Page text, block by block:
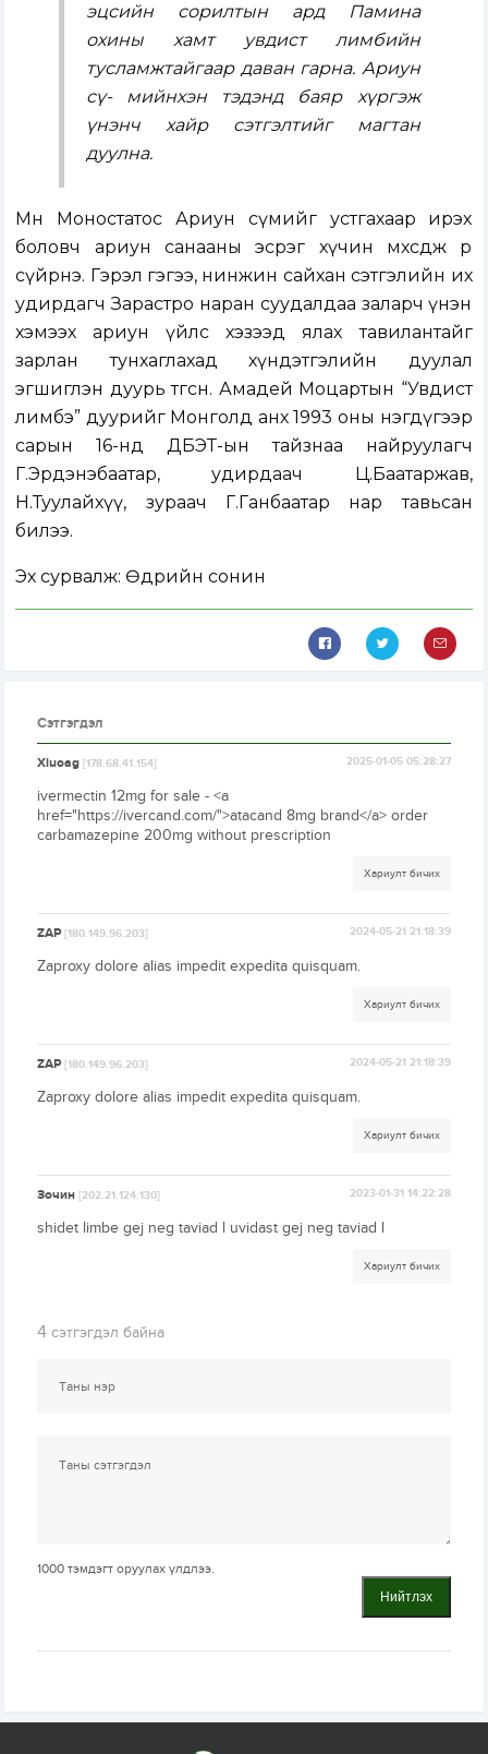
эцсийн сорилтын ард Памина
охины хамт увдист лимбийн
тусламжтайгаар даван гарна. Ариун
сү- мийнхэн тэдэнд баяр хүргэж
үнэнч хайр сэтгэлтийг магтан
дуулна.
Мөн Моностатос Ариун сүмийг устгахаар ирэх
боловч ариун санааны эсрэг хүчин мөхсдөж өөрөө
сүйрнэ. Гэрэл гэгээ, нинжин сайхан сэтгэлийн их
удирдагч Зарастро наран суудалдаа заларч үнэн
хэмээх ариун үйлс хэзээд ялах тавилантайг
зарлан тунхаглахад хүндэтгэлийн дуулал
эгшиглэн дуурь төгсөнө. Амадей Моцартын “Увдист
лимбэ” дуурийг Монголд анх 1993 оны нэгдүгээр
сарын 16-нд ДБЭТ-ын тайзнаа найруулагч
Г.Эрдэнэбаатар, удирдаач Ц.Баатаржав,
Н.Туулайхүү, зураач Г.Ганбаатар нар тавьсан
билээ.
Эх сурвалж: Өдрийн сонин
Сэтгэгдэл
Xiuoag[178.68.41.154] 2025-01-05 05:28:27
ivermectin 12mg for sale - <a
href="https://ivercand.com/">atacand 8mg brand</a> order
carbamazepine 200mg without prescription
Хариулт бичих
ZAP[180.149.96.203] 2024-05-21 21:18:39
Zaproxy dolore alias impedit expedita quisquam.
Хариулт бичих
ZAP[180.149.96.203] 2024-05-21 21:18:39
Zaproxy dolore alias impedit expedita quisquam.
Хариулт бичих
Зочин[202.21.124.130] 2023-01-31 14:22:28
shidet limbe gej neg taviad l uvidast gej neg taviad l
Хариулт бичих
4 сэтгэгдэл байна
1000 тэмдэгт оруулах үлдлээ.
Нийтлэх